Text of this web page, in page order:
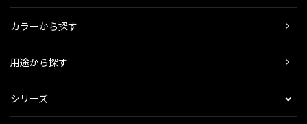
カラーから探す
用途から探す
シリーズ